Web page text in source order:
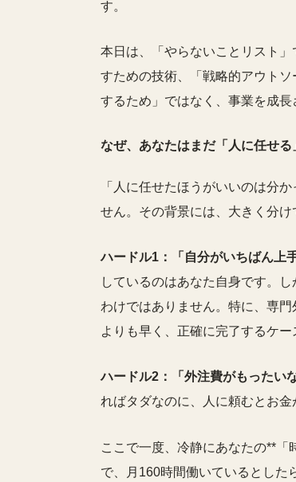
す。
本日は、「やらないことリスト
すための技術、「戦略的アウト
するため」ではなく、事業を成長
なぜ、あなたはまだ「人に任せ
「人に任せたほうがいいのは分
せん。その背景には、大きく分け
ハードル1：「自分がいちばん上
しているのはあなた自身です。
わけではありません。特に、専
よりも早く、正確に完了するケー
ハードル2：「外注費がもったい
ればタダなのに、人に頼むとお金
ここで一度、冷静にあなたの**「
で、月160時間働いているとした